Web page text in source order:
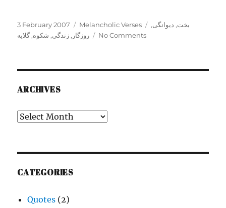
Posted
on
3 February 2007 Categories
Melancholic Verses Tags بخت, دیوانگی,
روزگار ,زندگی, شکوه,گلایه No Comments
ARCHIVES
Archives
CATEGORIES
Quotes (2)